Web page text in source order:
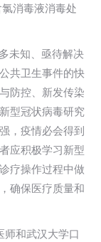
消毒液消毒处
未知、亟待解决
共卫生事件的快
防控、新发传染
型冠状病毒研究
，疫情必会得到
应积极学习新型
疗操作过程中做
确保医疗质量和
师和武汉大学口